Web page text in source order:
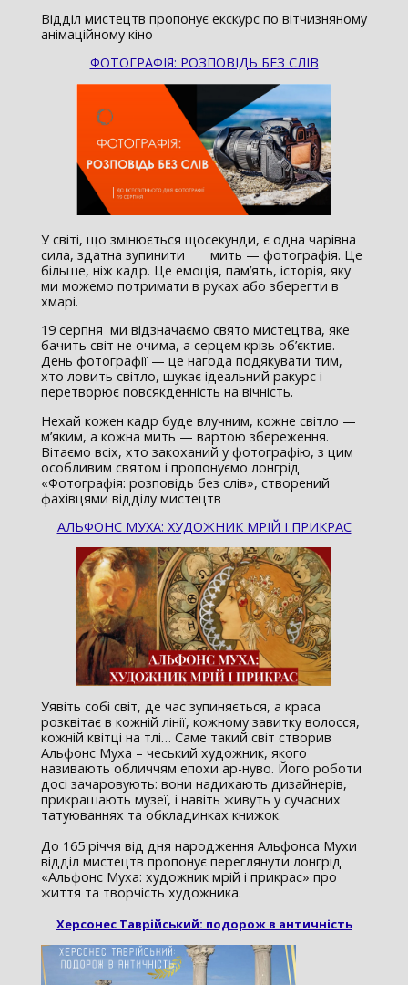
Відділ мистецтв пропонує екскурс по вітчизняному
анімаційному кіно
ФОТОГРАФІЯ: РОЗПОВІДЬ БЕЗ СЛІВ
У світі, що змінюється щосекунди, є одна чарівна
сила, здатна зупинити мить — фотографія. Це
більше, ніж кадр. Це емоція, пам’ять, історія, яку
ми можемо потримати в руках або зберегти в
хмарі.
19 серпня ми відзначаємо свято мистецтва, яке
бачить світ не очима, а серцем крізь об’єктив.
День фотографії — це нагода подякувати тим,
хто ловить світло, шукає ідеальний ракурс і
перетворює повсякденність на вічність.
Нехай кожен кадр буде влучним, кожне світло —
м’яким, а кожна мить — вартою збереження.
Вітаємо всіх, хто закоханий у фотографію, з цим
особливим святом і пропонуємо лонгрід
«Фотографія: розповідь без слів», створений
фахівцями відділу мистецтв
АЛЬФОНС МУХА: ХУДОЖНИК МРІЙ І ПРИКРАС
Уявіть собі світ, де час зупиняється, а краса
розквітає в кожній лінії, кожному завитку волосся,
кожній квітці на тлі… Саме такий світ створив
Альфонс Муха – чеський художник, якого
називають обличчям епохи ар-нуво. Його роботи
досі зачаровують: вони надихають дизайнерів,
прикрашають музеї, і навіть живуть у сучасних
татуюваннях та обкладинках книжок.
До 165 річчя від дня народження Альфонса Мухи
відділ мистецтв пропонує переглянути лонгрід
«Альфонс Муха: художник мрій і прикрас» про
життя та творчість художника.
Херсонес Таврійський: подорож в античність